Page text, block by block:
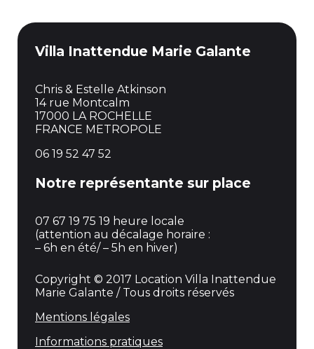
Villa Inattendue Marie Galante
Chris & Estelle Atkinson
14 rue Montcalm
17000 LA ROCHELLE
FRANCE METROPOLE
06 19 52 47 52
Notre représentante sur place
07 67 19 75 19 heure locale
(attention au décalage horaire :
– 6h en été/ – 5h en hiver)
Copyright © 2017 Location Villa Inattendue
Marie Galante / Tous droits réservés
Mentions légales
Informations pratiques